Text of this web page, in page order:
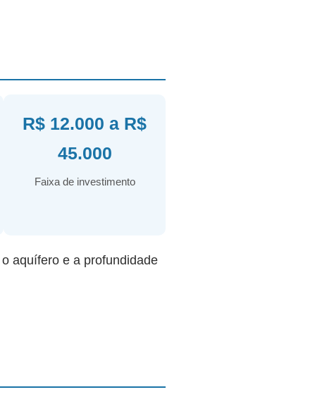
R$ 12.000 a R$
45.000
Faixa de investimento
aquífero e a profundidade